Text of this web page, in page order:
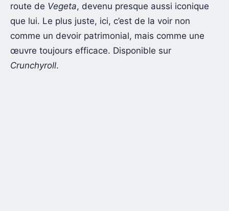
route de Vegeta, devenu presque aussi iconique
que lui. Le plus juste, ici, c’est de la voir non
comme un devoir patrimonial, mais comme une
œuvre toujours efficace. Disponible sur
Crunchyroll.